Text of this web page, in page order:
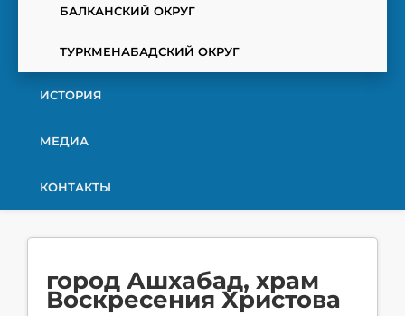
БАЛКАНСКИЙ ОКРУГ
ТУРКМЕНАБАДСКИЙ ОКРУГ
ИСТОРИЯ
МЕДИА
КОНТАКТЫ
город Ашхабад, храм
Воскресения Христова